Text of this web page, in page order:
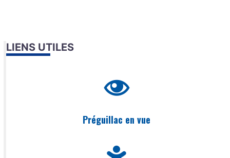
LIENS UTILES
Préguillac en vue